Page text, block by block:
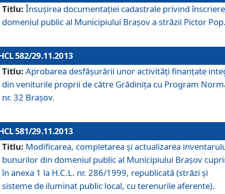
Titlu: Însuşirea documentaţiei cadastrale privind
domeniul public al Municipiului Braşov a străzii Pictor
582/29.11.2013
Titlu: Aprobarea desfăşurării unor activităţi finanţate
din veniturile proprii de către Grădiniţa cu Program
nr. 32 Braşov.
581/29.11.2013
Titlu: Modificarea, completarea şi actualizarea
bunurilor din domeniul public al Municipiului Braşov
în anexa 1 la H.C.L. nr. 286/1999, republicată (străzi şi
sisteme de iluminat public local, cu terenurile aferente).